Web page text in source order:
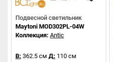
Подвесной светильник
Maytoni MOD302PL-04W
Коллекция: Antic
В: 362.5 см Д: 110 см